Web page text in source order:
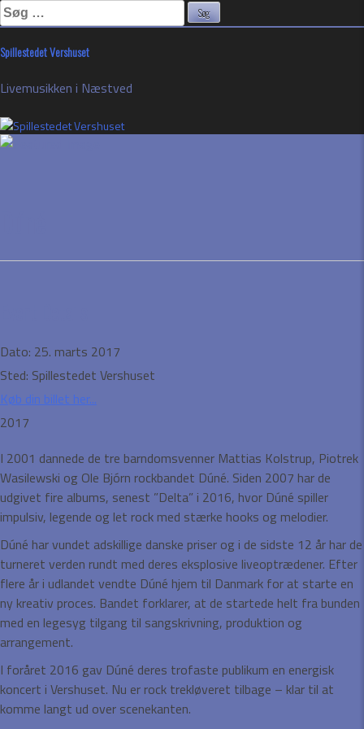
Søg
efter:
to
Spillestedet Vershuset
Livemusikken i Næstved
Dato: 25. marts 2017
Sted: Spillestedet Vershuset
Køb din billet her...
2017
I 2001 dannede de tre barndomsvenner Mattias Kolstrup, Piotrek
Wasilewski og Ole Bjórn rockbandet Dúné. Siden 2007 har de
udgivet fire albums, senest ”Delta” i 2016, hvor Dúné spiller
impulsiv, legende og let rock med stærke hooks og melodier.
Dúné har vundet adskillige danske priser og i de sidste 12 år har de
turneret verden rundt med deres eksplosive liveoptrædener. Efter
flere år i udlandet vendte Dúné hjem til Danmark for at starte en
ny kreativ proces. Bandet forklarer, at de startede helt fra bunden
med en legesyg tilgang til sangskrivning, produktion og
arrangement.
I foråret 2016 gav Dúné deres trofaste publikum en energisk
koncert i Vershuset. Nu er rock trekløveret tilbage – klar til at
komme langt ud over scenekanten.